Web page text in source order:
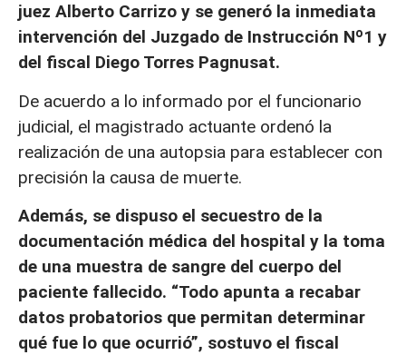
juez Alberto Carrizo y se generó la inmediata
intervención del Juzgado de Instrucción Nº1 y
del fiscal Diego Torres Pagnusat.
De acuerdo a lo informado por el funcionario
judicial, el magistrado actuante ordenó la
realización de una autopsia para establecer con
precisión la causa de muerte.
Además, se dispuso el secuestro de la
documentación médica del hospital y la toma
de una muestra de sangre del cuerpo del
paciente fallecido. “Todo apunta a recabar
datos probatorios que permitan determinar
qué fue lo que ocurrió”, sostuvo el fiscal